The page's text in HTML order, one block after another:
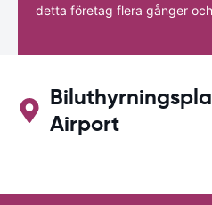
detta företag flera gånger
Airport